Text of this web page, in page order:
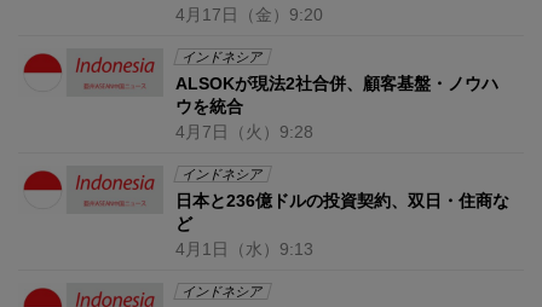
4月17日 （金） 9:20
インドネシア
ALSOKが現法2社合併、顧客基盤・ノウハ
ウを統合
4月7日 （火） 9:28
インドネシア
日本と236億ドルの投資契約、双日・住商な
ど
4月1日 （水） 9:13
インドネシア